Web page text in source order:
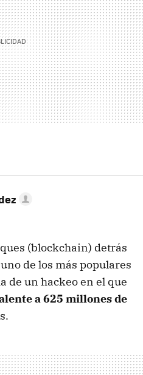
(blockchain) detrás
de los más populares
de un hackeo en el que
a 625 millones de